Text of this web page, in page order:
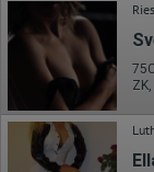
von Google
Google innerhalb
oder in anderen
Europäischen
Daten anonym
volle IP-Adresse
übertragen und
übermittelte IP-